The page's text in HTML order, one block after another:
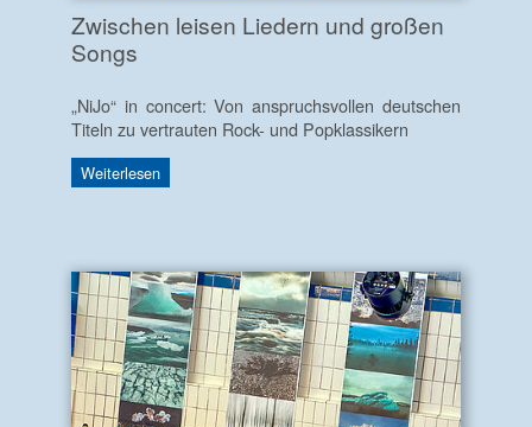
Zwischen leisen Liedern und großen
Songs
„NiJo“ in concert: Von anspruchsvollen deutschen
Titeln zu vertrauten Rock- und Popklassikern
Weiterlesen